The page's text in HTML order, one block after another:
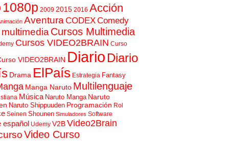
1080p 2009 2015 2016 Acción
AventuraCODEXComedy
Cursos Multimedia
Cursos VIDEO2BRAIN Curso
VIDEO2BRAIN Diario Diario
Drama ElPaís Estrategia Fantasy
Manga Naruto Multilenguaje
Música Naruto Manga Naruto
Naruto Shippuuden Programación Rol
Seinen Shounen Simuladores Software
español Udemy V2BVideo2Brain
Video Curso